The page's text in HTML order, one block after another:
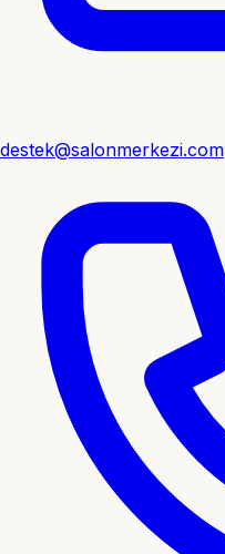
destek@salonmerkezi.com